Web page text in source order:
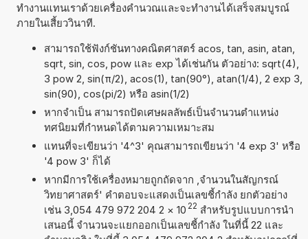
ทำงานแทนเราด้วยเครื่องคำนวณและจะทำงานได้เสร็จสมบูรณ์
ภายในเสี้ยววินาที.
สามารถใช้ฟังก์ชันทางคณิตศาสตร์ acos, tan, asin, atan,
sqrt, sin, cos, pow และ exp ได้เช่นกัน ตัวอย่าง: sqrt(4),
3 pow 2, sin(π/2), acos(1), tan(90°), atan(1/4), 2 exp 3,
sin(90), cos(pi/2) หรือ asin(1/2)
หากจำเป็น สามารถปัดเศษผลลัพธ์เป็นจำนวนตำแหน่ง
ทศนิยมที่กำหนดได้ตามความเหมาะสม
แทนที่จะเขียนว่า '4^3' คุณสามารถเขียนว่า '4 exp 3' หรือ
'4 pow 3' ก็ได้
หากมีการใช้เครื่องหมายถูกถัดจาก ,จำนวนในสัญกรณ์
วิทยาศาสตร์' คำตอบจะแสดงเป็นเลขชี้กำลัง ยกตัวอย่าง
เช่น 3,054 479 972 204 2 × 10 22 สำหรับรูปแบบการนำ
เสนอนี้ จำนวนจะแยกออกเป็นเลขชี้กำลัง ในที่นี้ 22 และ